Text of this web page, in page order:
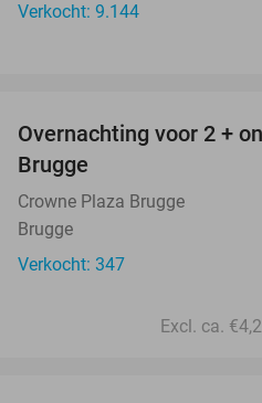
Verkocht: 9.144
Overnachting voor 2 +
Brugge
Crowne Plaza Brugge
Brugge
Verkocht: 347
Excl. ca.